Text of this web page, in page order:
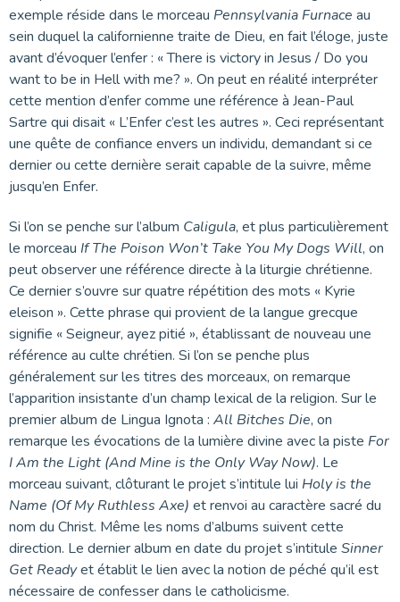
exemple réside dans le morceau Pennsylvania Furnace au
sein duquel la californienne traite de Dieu, en fait l’éloge, juste
avant d’évoquer l’enfer : « There is victory in Jesus / Do you
want to be in Hell with me? ». On peut en réalité interpréter
cette mention d’enfer comme une référence à Jean-Paul
Sartre qui disait « L’Enfer c’est les autres ». Ceci représentant
une quête de confiance envers un individu, demandant si ce
dernier ou cette dernière serait capable de la suivre, même
jusqu’en Enfer.
Si l’on se penche sur l’album Caligula, et plus particulièrement
le morceau If The Poison Won’t Take You My Dogs Will, on
peut observer une référence directe à la liturgie chrétienne.
Ce dernier s’ouvre sur quatre répétition des mots « Kyrie
eleison ». Cette phrase qui provient de la langue grecque
signifie « Seigneur, ayez pitié », établissant de nouveau une
référence au culte chrétien. Si l’on se penche plus
généralement sur les titres des morceaux, on remarque
l’apparition insistante d’un champ lexical de la religion. Sur le
premier album de Lingua Ignota : All Bitches Die, on
remarque les évocations de la lumière divine avec la piste For
I Am the Light (And Mine is the Only Way Now). Le
morceau suivant, clôturant le projet s’intitule lui Holy is the
Name (Of My Ruthless Axe) et renvoi au caractère sacré du
nom du Christ. Même les noms d’albums suivent cette
direction. Le dernier album en date du projet s’intitule Sinner
Get Readyet établit le lien avec la notion de péché qu’il est
nécessaire de confesser dans le catholicisme.